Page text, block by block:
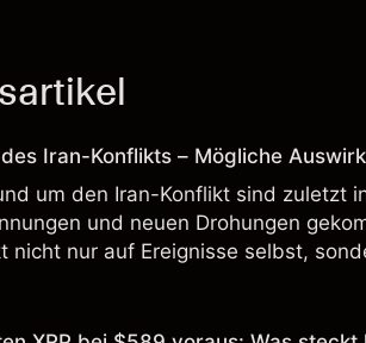
Iran-Konflikts – Mögliche
um den Iran-Konflikt sind zuletzt
und neuen Drohungen
nicht nur auf Ereignisse selbst,
und globale Risikostimmung.